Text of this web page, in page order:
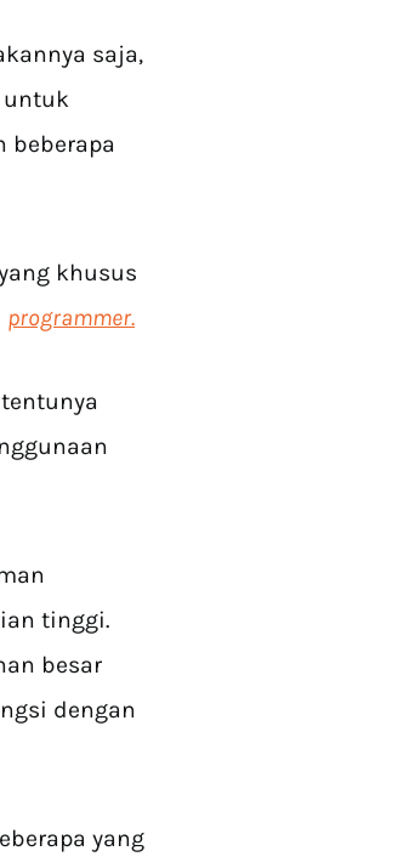
saja,
untuk
beberapa
khusus
programmer.
tentunya
tinggi.
besar
dengan
yang